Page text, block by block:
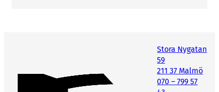
Stora Nygatan
59
211 37 Malmö
070 – 799 57